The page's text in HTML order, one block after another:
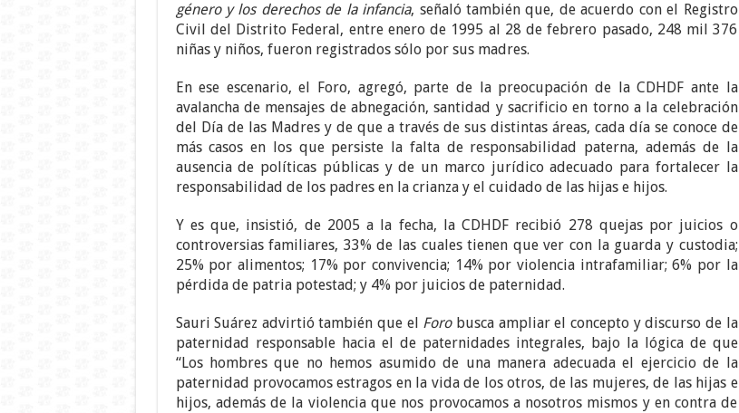
género y los derechos de la infancia, señaló también que, de acuerdo con el Registro
Civil del Distrito Federal, entre enero de 1995 al 28 de febrero pasado, 248 mil 376
niñas y niños, fueron registrados sólo por sus madres.
En ese escenario, el Foro, agregó, parte de la preocupación de la CDHDF ante la
avalancha de mensajes de abnegación, santidad y sacrificio en torno a la celebración
del Día de las Madres y de que a través de sus distintas áreas, cada día se conoce de
más casos en los que persiste la falta de responsabilidad paterna, además de la
ausencia de políticas públicas y de un marco jurídico adecuado para fortalecer la
responsabilidad de los padres en la crianza y el cuidado de las hijas e hijos.
Y es que, insistió, de 2005 a la fecha, la CDHDF recibió 278 quejas por juicios o
controversias familiares, 33% de las cuales tienen que ver con la guarda y custodia;
25% por alimentos; 17% por convivencia; 14% por violencia intrafamiliar; 6% por la
pérdida de patria potestad; y 4% por juicios de paternidad.
Sauri Suárez advirtió también que el Forobusca ampliar el concepto y discurso de la
paternidad responsable hacia el de paternidades integrales, bajo la lógica de que
“Los hombres que no hemos asumido de una manera adecuada el ejercicio de la
paternidad provocamos estragos en la vida de los otros, de las mujeres, de las hijas e
hijos, además de la violencia que nos provocamos a nosotros mismos y en contra de